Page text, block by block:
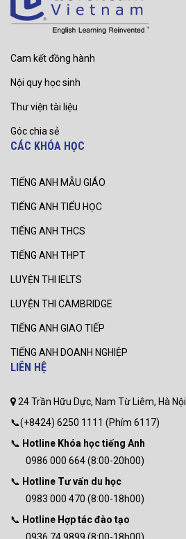
Cam kết đồng hành
Nội quy học sinh
Thư viện tài liệu
Góc chia sẻ
CÁC KHÓA HỌC
TIẾNG ANH MẪU GIÁO
TIẾNG ANH TIỂU HỌC
TIẾNG ANH THCS
TIẾNG ANH THPT
LUYỆN THI IELTS
LUYỆN THI CAMBRIDGE
TIẾNG ANH GIAO TIẾP
TIẾNG ANH DOANH NGHIỆP
LIÊN HỆ
24 Trần Hữu Dực, Nam Từ Liêm, Hà Nội.
📞(+8424) 6250 1111 (Phím 6117)
📞 Hotline Khóa học tiếng Anh
0986 000 664 (8:00-20h00)
📞 Hotline Tư vấn du học
0983 000 470 (8:00-18h00)
📞 Hotline Hợp tác đào tạo